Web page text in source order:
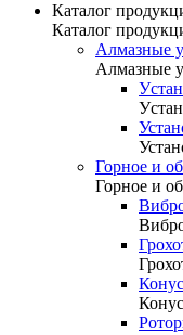
Каталог
Каталог
Алмазные
Алмазные
Горное и
Горное и